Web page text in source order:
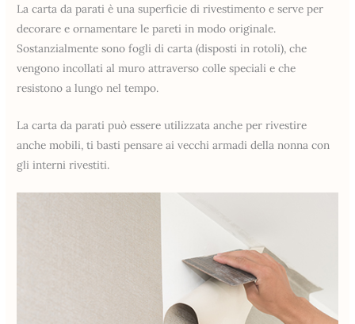
La carta da parati è una superficie di rivestimento e serve per
decorare e ornamentare le pareti in modo originale.
Sostanzialmente sono fogli di carta (disposti in rotoli), che
vengono incollati al muro attraverso colle speciali e che
resistono a lungo nel tempo.
La carta da parati può essere utilizzata anche per rivestire
anche mobili, ti basti pensare ai vecchi armadi della nonna con
gli interni rivestiti.